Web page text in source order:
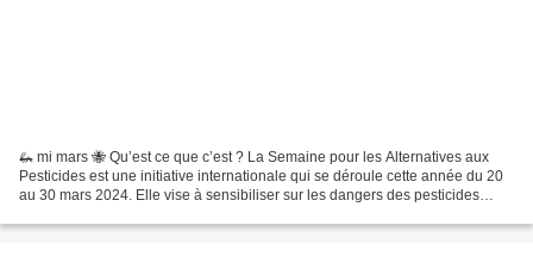
🦗 mi mars 🐝 Qu’est ce que c’est ? La Semaine pour les Alternatives aux
Pesticides est une initiative internationale qui se déroule cette année du 20
au 30 mars 2024. Elle vise à sensibiliser sur les dangers des pesticides